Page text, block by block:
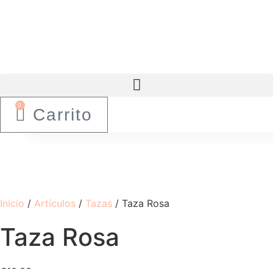
0
Carrito
Inicio / Artículos / Tazas / Taza Rosa
Taza Rosa